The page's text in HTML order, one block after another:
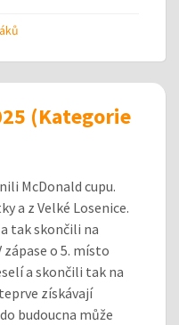
(Kategorie
McDonald cupu.
a z Velké Losenice.
tak skončili na
o 5. místo
a skončili tak na
získávají
budoucna může